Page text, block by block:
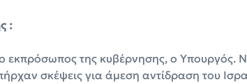
:
εκπρόσωπος της κυβέρνησης, ο
σκέψεις για άμεση αντίδραση του